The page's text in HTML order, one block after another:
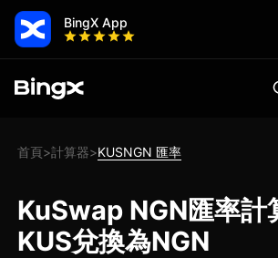
BingX App
首頁>計算器>KUSNGN 匯率
KuSwap NGN匯率計
KUS兌換為NGN